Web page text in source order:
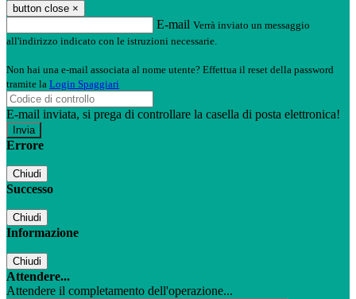
button close ×
E-mail Verrà inviato un messaggio
all'indirizzo indicato con le istruzioni necessarie.
Non hai una e-mail associata al nome utente? Effettua il reset della password
tramite la Login Spaggiari
E-mail inviata, si prega di controllare la casella di posta elettronica!
Errore
Chiudi
Successo
Chiudi
Informazione
Chiudi
Attendere...
Attendere il completamento dell'operazione...